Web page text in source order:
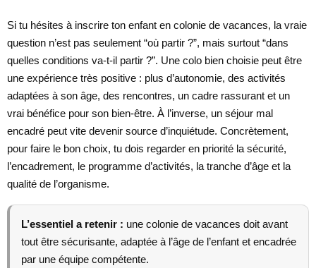
Si tu hésites à inscrire ton enfant en colonie de vacances, la vraie
question n’est pas seulement “où partir ?”, mais surtout “dans
quelles conditions va-t-il partir ?”. Une colo bien choisie peut être
une expérience très positive : plus d’autonomie, des activités
adaptées à son âge, des rencontres, un cadre rassurant et un
vrai bénéfice pour son bien-être. À l’inverse, un séjour mal
encadré peut vite devenir source d’inquiétude. Concrètement,
pour faire le bon choix, tu dois regarder en priorité la sécurité,
l’encadrement, le programme d’activités, la tranche d’âge et la
qualité de l’organisme.
L’essentiel a retenir : une colonie de vacances doit avant
tout être sécurisante, adaptée à l’âge de l’enfant et encadrée
par une équipe compétente.